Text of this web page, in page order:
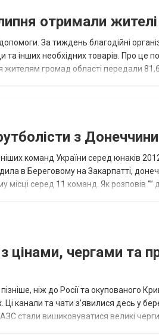
отримали
За тиждень благодійні
та інших необхідних товарів. Про це
жителям громад області передали
з Донеччини
команд України серед юнаків
в Береговому на Закарпатті,
серед 11 команд. Як розповів “”
цінами, чергами та
ніж до Росії та окупованого
канали та чати з’явилися десь у
стали вишиковуватися великі